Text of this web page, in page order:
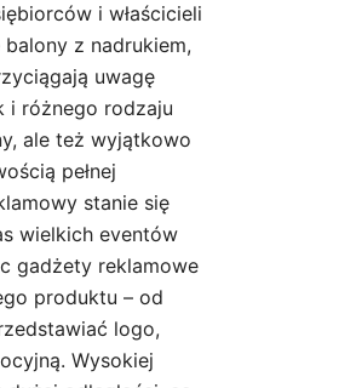
i właścicieli
z nadrukiem,
uwagę
i różnego rodzaju
ale też wyjątkowo
pełnej
stanie się
wielkich eventów
gadżety reklamowe
produktu – od
logo,
Wysokiej